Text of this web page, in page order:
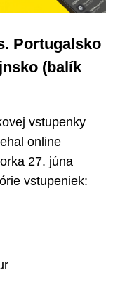
Portugalsko
(balík
vstupenky
online
27. júna
vstupeniek: